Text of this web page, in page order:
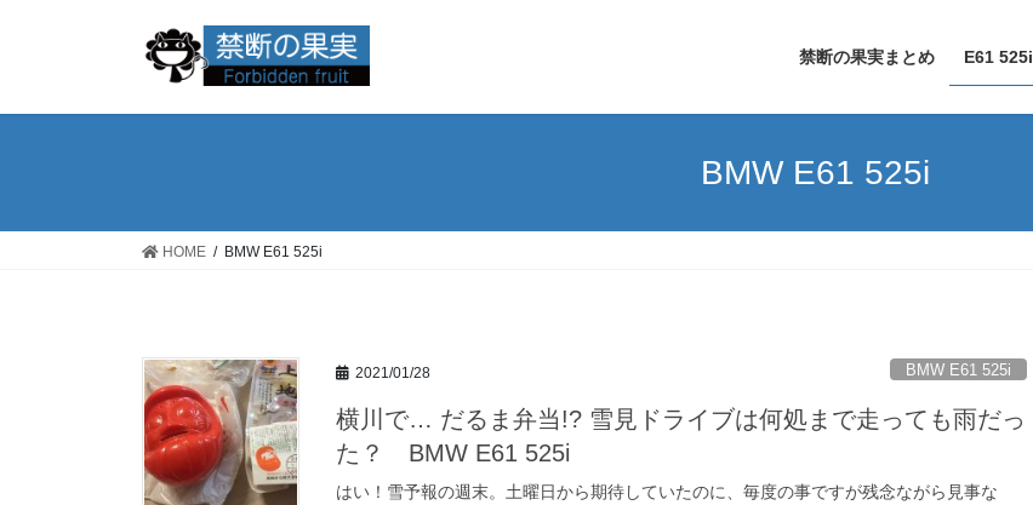
禁断の果実まとめ E61 525i
BMW E61 525i
HOME BMW E61 525i
2021/01/28 BMW E61 525i
横川で… だるま弁当!? 雪見ドライブは何処まで走っても雨だっ
た？ BMW E61 525i
はい！雪予報の週末。土曜日から期待していたのに、毎度の事ですが残念ながら見事な